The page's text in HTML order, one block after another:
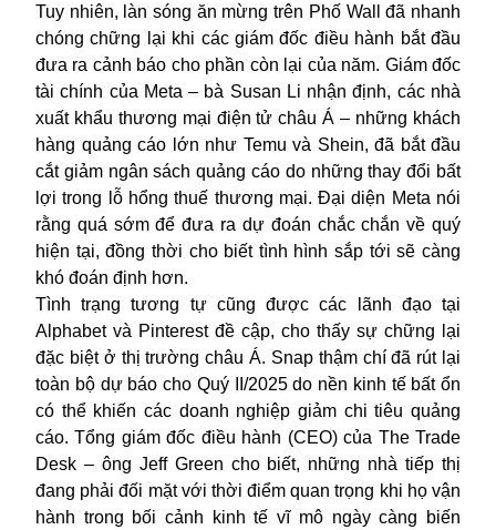
Tuy nhiên, làn sóng ăn mừng trên Phố Wall đã nhanh
chóng chững lại khi các giám đốc điều hành bắt đầu
đưa ra cảnh báo cho phần còn lại của năm. Giám đốc
tài chính của Meta – bà Susan Li nhận định, các nhà
xuất khẩu thương mại điện tử châu Á – những khách
hàng quảng cáo lớn như Temu và Shein, đã bắt đầu
cắt giảm ngân sách quảng cáo do những thay đổi bất
lợi trong lỗ hổng thuế thương mại. Đại diện Meta nói
rằng quá sớm để đưa ra dự đoán chắc chắn về quý
hiện tại, đồng thời cho biết tình hình sắp tới sẽ càng
khó đoán định hơn.
Tình trạng tương tự cũng được các lãnh đạo tại
Alphabet và Pinterest đề cập, cho thấy sự chững lại
đặc biệt ở thị trường châu Á. Snap thậm chí đã rút lại
toàn bộ dự báo cho Quý II/2025 do nền kinh tế bất ổn
có thể khiến các doanh nghiệp giảm chi tiêu quảng
cáo. Tổng giám đốc điều hành (CEO) của The Trade
Desk – ông Jeff Green cho biết, những nhà tiếp thị
đang phải đối mặt với thời điểm quan trọng khi họ vận
hành trong bối cảnh kinh tế vĩ mô ngày càng biến